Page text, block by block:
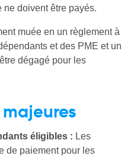
ne doivent être payés.
muée en un règlement à
et des PME et un
dégagé pour les
majeures
éligibles : Les
de paiement pour les